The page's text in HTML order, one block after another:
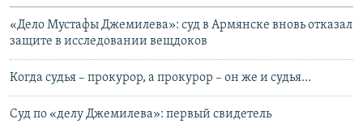
«Дело Мустафы Джемилева»: суд в Армянске вновь отказал
защите в исследовании вещдоков
Когда судья – прокурор, а прокурор – он же и судья…
Суд по «делу Джемилева»: первый свидетель